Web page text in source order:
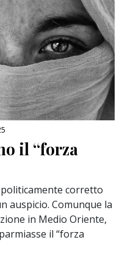
il “forza
corretto
auspicio. Comunque la
in Medio Oriente,
il “forza